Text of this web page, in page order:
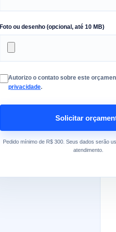
Foto ou desenho (opcional, até 10 MB)
Autorizo o contato sobre este
privacidade.
Solicitar
Pedido mínimo de R$ 300. Seus dados serão
atendimento.